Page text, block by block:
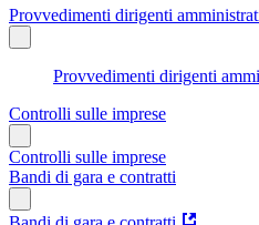
Provvedimenti dirigenti
Provvedimenti dirigenti
Controlli sulle imprese
Controlli sulle imprese
Bandi di gara e contratti